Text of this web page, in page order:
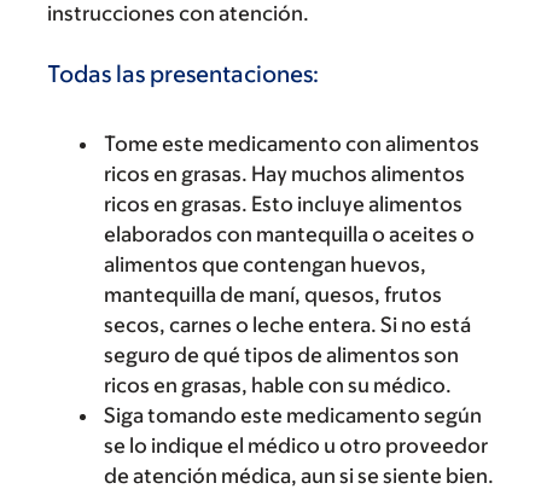
instrucciones con atención.
Todas las presentaciones:
Tome este medicamento con alimentos
ricos en grasas. Hay muchos alimentos
ricos en grasas. Esto incluye alimentos
elaborados con mantequilla o aceites o
alimentos que contengan huevos,
mantequilla de maní, quesos, frutos
secos, carnes o leche entera. Si no está
seguro de qué tipos de alimentos son
ricos en grasas, hable con su médico.
Siga tomando este medicamento según
se lo indique el médico u otro proveedor
de atención médica, aun si se siente bien.